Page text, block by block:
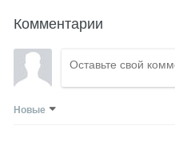
Комментарии
Новые